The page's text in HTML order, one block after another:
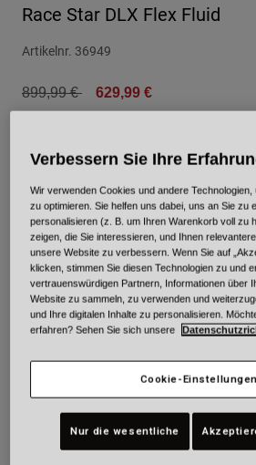
Race Star DLX Flex Fluid
Artikelnr. 36949
Price reduced from
899,99 €to 629,99 €
Größe
Verbessern Sie Ihre
Wir verwenden Cookies und andere
zu optimieren. Sie helfen uns dabei, uns an Sie zu
personalisieren (z. B. um Ihren Warenkorb voll zu
zeigen, die Sie interessieren, und Ihnen
unsere Website zu verbessern. Wenn Sie auf
klicken, stimmen Sie diesen Technologien zu und
vertrauenswürdigen Partnern, Informationen über
Website zu sammeln, zu verwenden und
und Ihre digitalen Inhalte zu personalisieren.
erfahren? Sehen Sie sich unsere
Cookie-Einstellungen
Nur die wesentliche